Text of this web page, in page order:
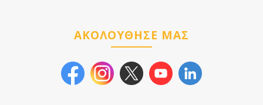
ΑΚΟΛΟΥΘΗΣΕ ΜΑΣ